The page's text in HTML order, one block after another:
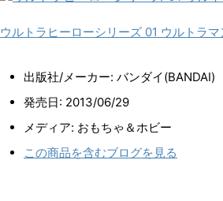
ウルトラヒーローシリーズ 01 ウルトラマ
出版社/メーカー: バンダイ(BANDAI)
発売日: 2013/06/29
メディア: おもちゃ＆ホビー
この商品を含むブログを見る